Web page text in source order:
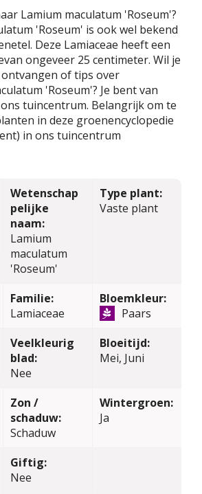
Lamium maculatum 'Roseum'?
'Roseum' is ook wel bekend
Deze Lamiaceae heeft een
ongeveer 25 centimeter. Wil je
of tips over
'Roseum'? Je bent van
tuincentrum. Belangrijk om te
in deze groenencyclopedie
in ons tuincentrum
Wetenschap
pelijke
naam:
Lamium
maculatum
'Roseum'
Type plant:
Vaste plant
Familie:
Lamiaceae
Bloemkleur:
Paars
Veelkleurig
blad:
Nee
Bloeitijd:
Mei, Juni
Zon /
schaduw:
Schaduw
Wintergroen:
Ja
Giftig:
Nee